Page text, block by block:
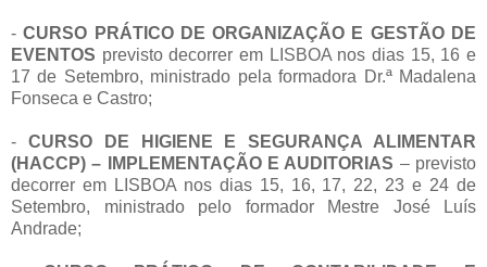
-CURSO PRÁTICO DE ORGANIZAÇÃO E GESTÃO DE
EVENTOS previsto decorrer em LISBOA nos dias 15, 16 e
17 de Setembro, ministrado pela formadora Dr.ª Madalena
Fonseca e Castro;
- CURSO DE HIGIENE E SEGURANÇA ALIMENTAR
(HACCP) – IMPLEMENTAÇÃO E AUDITORIAS – previsto
decorrer em LISBOA nos dias 15, 16, 17, 22, 23 e 24 de
Setembro, ministrado pelo formador Mestre José Luís
Andrade;